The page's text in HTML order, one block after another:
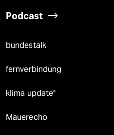
Podcast
bundestalk
fernverbindung
klima update°
Mauerecho